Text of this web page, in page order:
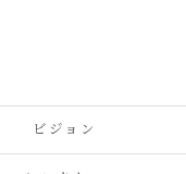
ビジョン